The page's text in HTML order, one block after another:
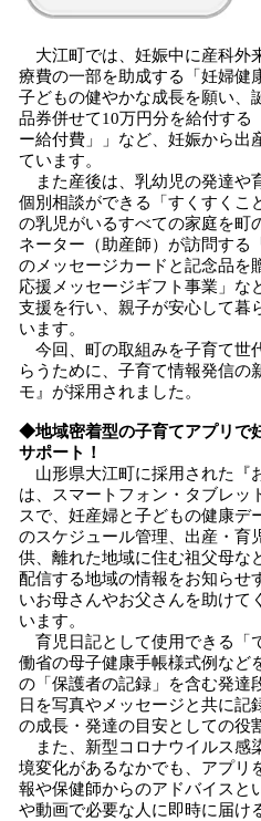
大江町では、妊娠中に産科外
療費の一部を助成する「妊婦健
子どもの健やかな成長を願い、
品券併せて10万円分を給付する
ー給付費」」など、妊娠から出
ています。
また産後は、乳幼児の発達や
個別相談ができる「すくすくこ
の乳児がいるすべての家庭を町
ネーター（助産師）が訪問する
のメッセージカードと記念品を
応援メッセージギフト事業」な
支援を行い、親子が安心して暮
います。
今回、町の取組みを子育て世
らうために、子育て情報発信の
モ』が採用されました。
◆地域密着型の子育てアプリで
サポート！
山形県大江町に採用された『
は、スマートフォン・タブレッ
スで、妊産婦と子どもの健康デ
のスケジュール管理、出産・育
供、離れた地域に住む祖父母な
配信する地域の情報をお知らせ
いお母さんやお父さんを助けて
います。
育児日記として使用できる「
働省の母子健康手帳様式例など
の「保護者の記録」を含む発達
日を写真やメッセージと共に記
の成長・発達の目安としての役
また、新型コロナウイルス感
境変化があるなかでも、アプリ
報や保健師からのアドバイスと
や動画で必要な人に即時に届け